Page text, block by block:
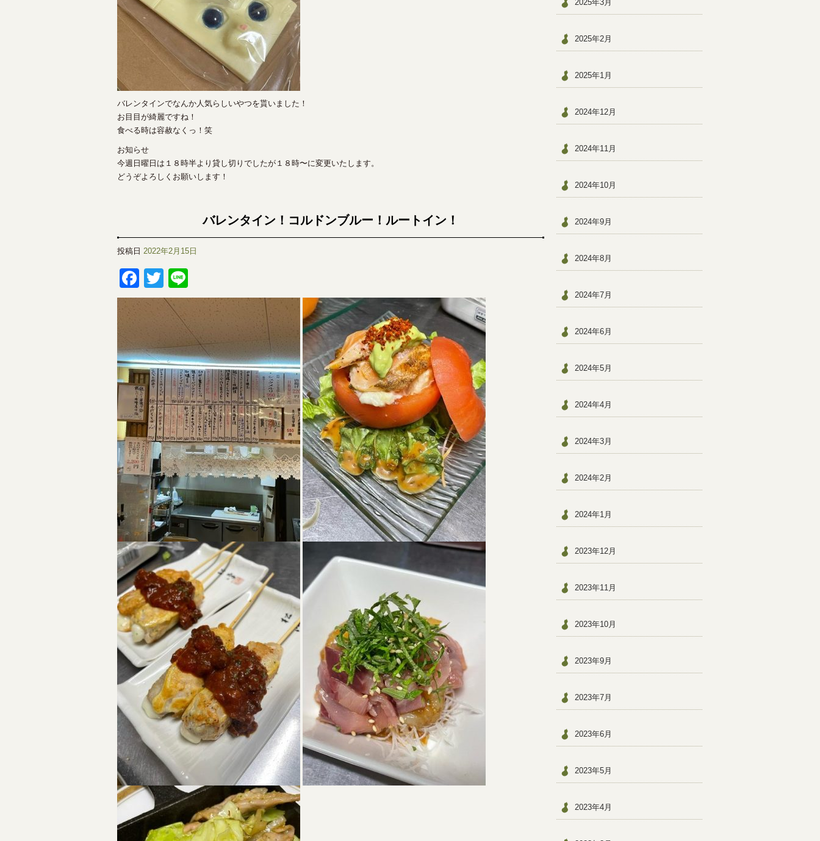
バレンタインでなんか人気らしいやつを貰いました！
お目目が綺麗ですね！
食べる時は容赦なくっ！笑
お知らせ
今週日曜日は１８時半より貸し切りでしたが１８時〜に変更いたします。
どうぞよろしくお願いします！
バレンタイン！コルドンブルー！ルートイン！
投稿日 2022年2月15日
Facebook
Twitter
2025年3月
2025年2月
2025年1月
2024年12月
2024年11月
2024年10月
2024年9月
2024年8月
2024年7月
2024年6月
2024年5月
2024年4月
2024年3月
2024年2月
2024年1月
2023年12月
2023年11月
2023年10月
2023年9月
2023年7月
2023年6月
2023年5月
2023年4月